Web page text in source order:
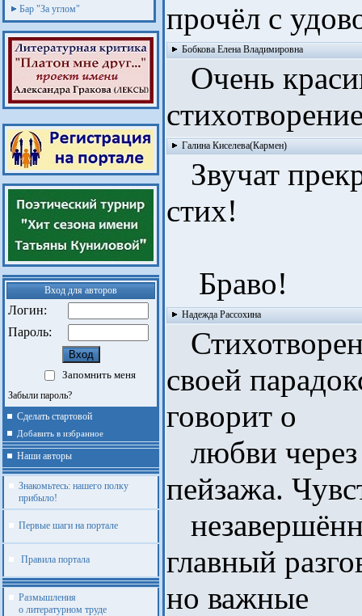
Бар "За углом"
Вход для авторов
Логин:
Пароль:
Запомнить меня
Забыли пароль?
Сделать стартовой
Добавить в избранное
Наши авторы
Знакомьтесь: нашего полку
прибыло!
Первые шаги на портале
Правила портала
Размышления
о литературном труде
прочёл с
Бобкова Елена Владимировна
Очень
Галина Киселева(Кармен)
Звучат
стих!
Браво!
Надежда Рассохина
своей
говорит о
любви через
пейзажа.
главный
но важные